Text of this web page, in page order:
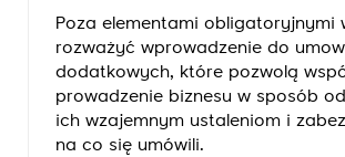
Poza elementami obligatoryjnymi
rozważyć wprowadzenie do
dodatkowych, które pozwolą
prowadzenie biznesu w sposób
ich wzajemnym ustaleniom i
na co się umówili.